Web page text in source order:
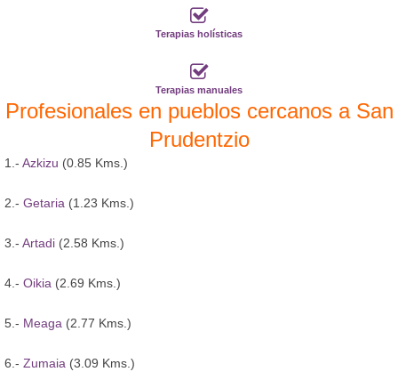
Terapias holísticas
Terapias manuales
Profesionales en pueblos cercanos a San
Prudentzio
1.- Azkizu (0.85 Kms.)
2.- Getaria (1.23 Kms.)
3.- Artadi (2.58 Kms.)
4.- Oikia (2.69 Kms.)
5.- Meaga (2.77 Kms.)
6.- Zumaia (3.09 Kms.)